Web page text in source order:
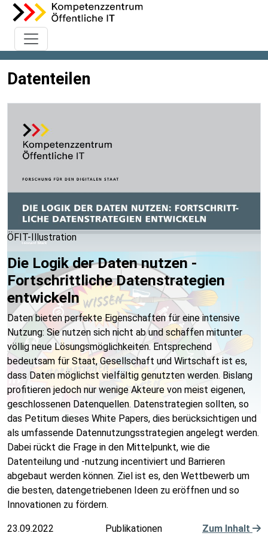
Datenteilen
ÖFIT-Illustration
Die Logik der Daten nutzen -
Fortschrittliche Datenstrategien
entwickeln
Daten bieten perfekte Eigenschaften für eine intensive
Nutzung: Sie nutzen sich nicht ab und schaffen mitunter
völlig neue Lösungsmöglichkeiten. Entsprechend
bedeutsam für Staat, Gesellschaft und Wirtschaft ist es,
dass Daten möglichst vielfältig genutzten werden. Bislang
profitieren jedoch nur wenige Akteure von meist eigenen,
geschlossenen Datenquellen. Datenstrategien sollten, so
das Petitum dieses White Papers, dies berücksichtigen und
als umfassende Datennutzungsstrategien angelegt werden.
Dabei rückt die Frage in den Mittelpunkt, wie die
Datenteilung und -nutzung incentiviert und Barrieren
abgebaut werden können. Ziel ist es, den Wettbewerb um
die besten, datengetriebenen Ideen zu eröffnen und so
Innovationen zu fördern.
23.09.2022 Publikationen Zum Inhalt